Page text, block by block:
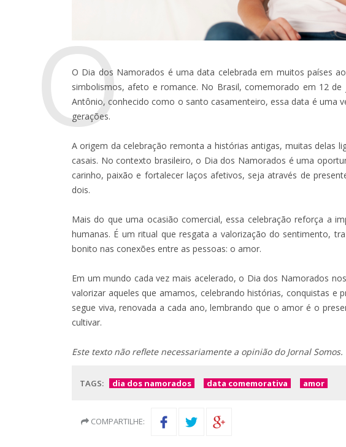
O
O Dia dos Namorados é uma data celebrada em muitos países
simbolismos, afeto e romance. No Brasil, comemorado em 12
Antônio, conhecido como o santo casamenteiro, essa data é uma
gerações.
A origem da celebração remonta a histórias antigas, muitas delas
casais. No contexto brasileiro, o Dia dos Namorados é uma
carinho, paixão e fortalecer laços afetivos, seja através de
dois.
Mais do que uma ocasião comercial, essa celebração reforça a
humanas. É um ritual que resgata a valorização do sentimento,
bonito nas conexões entre as pessoas: o amor.
Em um mundo cada vez mais acelerado, o Dia dos Namorados
valorizar aqueles que amamos, celebrando histórias, conquistas e
segue viva, renovada a cada ano, lembrando que o amor é o
cultivar.
Este texto não reflete necessariamente a opinião do Jornal Somos.
TAGS: dia dos namorados data comemorativa amor
COMPARTILHE: